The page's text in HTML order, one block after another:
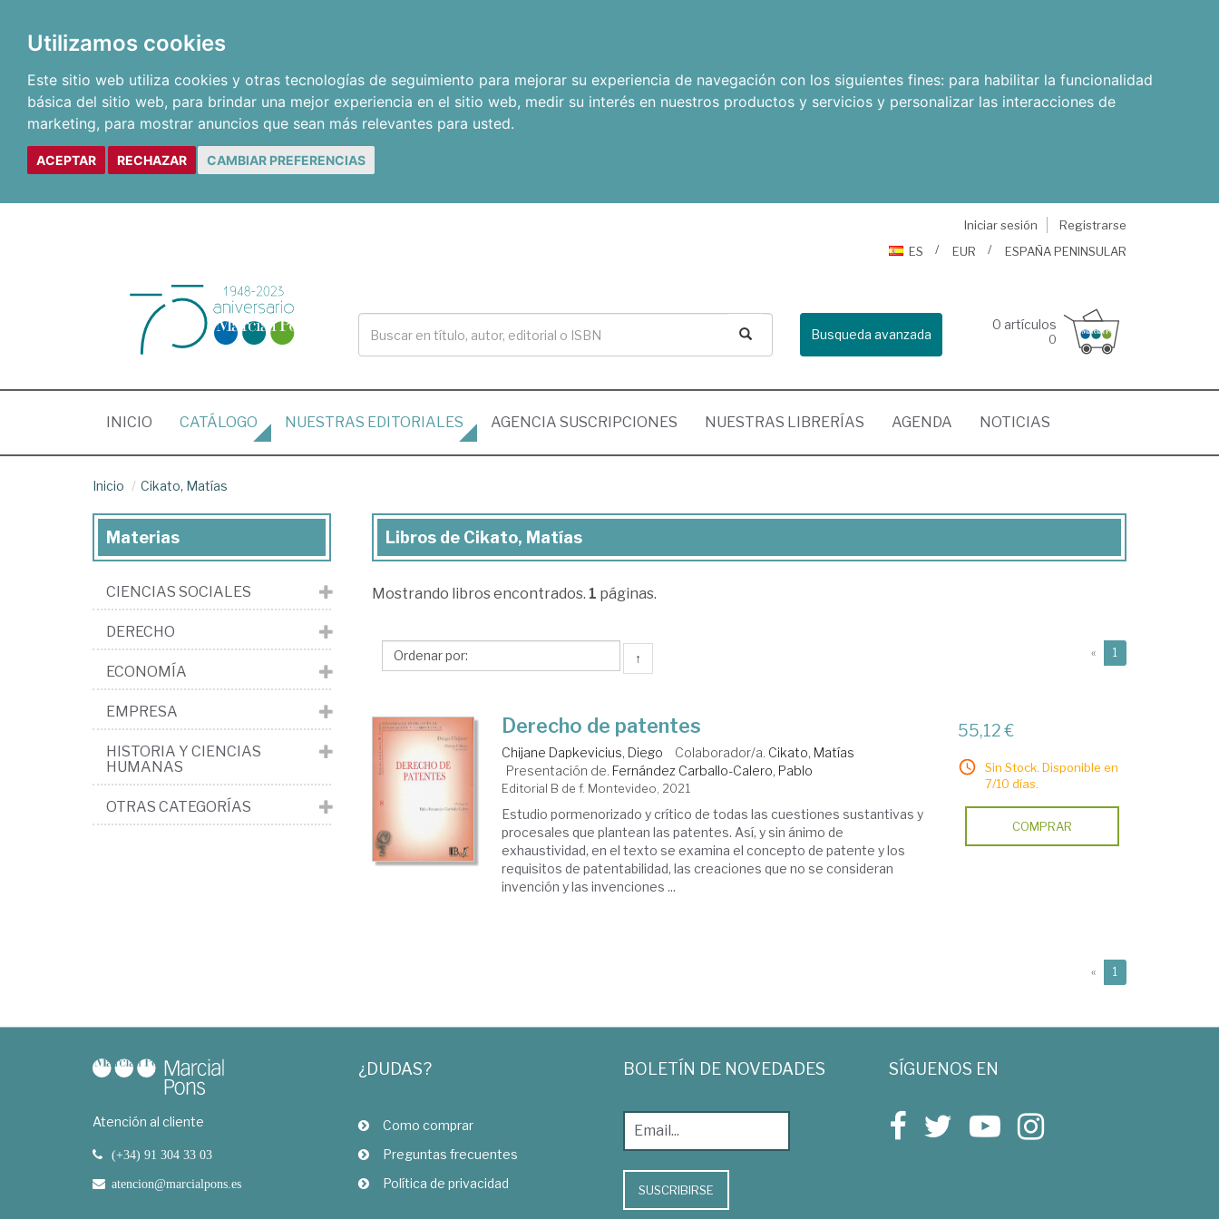
Utilizamos cookies
Este sitio web utiliza cookies y otras tecnologías de seguimiento para mejorar su experiencia de navegación con los siguientes fines: para habilitar la funcionalidad
básica del sitio web, para brindar una mejor experiencia en el sitio web, medir su interés en nuestros productos y servicios y personalizar las interacciones de
marketing, para mostrar anuncios que sean más relevantes para usted.
ACEPTAR RECHAZAR CAMBIAR PREFERENCIAS
Iniciar sesión
Registrarse
ES
EUR ESPAÑA PENINSULAR
Busqueda avanzada
0 artículos
0
INICIO (CURRENT)
CATÁLOGO NUESTRAS EDITORIALES AGENCIA SUSCRIPCIONES NUESTRAS LIBRERÍAS AGENDA NOTICIAS
Inicio Cikato, Matías
Libros
Cikato,
Libros de Cikato, Matías
Mostrando libros encontrados. 1 páginas.
↑ « 1
Derecho de patentes
Chijane Dapkevicius, Diego Colaborador/a. Cikato, Matías
Presentación de. Fernández Carballo-Calero, Pablo
Editorial B de f. Montevideo, 2021
Estudio pormenorizado y crítico de todas las cuestiones sustantivas y
procesales que plantean las patentes. Así, y sin ánimo de
exhaustividad, en el texto se examina el concepto de patente y los
requisitos de patentabilidad, las creaciones que no se consideran
invención y las invenciones ...
55,12 €
Sin Stock. Disponible en
7/10 días.
COMPRAR
« 1
Materias
CIENCIAS SOCIALES
DERECHO
ECONOMÍA
EMPRESA
HISTORIA Y CIENCIAS
HUMANAS
OTRAS CATEGORÍAS
Atención al cliente
(+34) 91 304 33 03
atencion@marcialpons.es
¿DUDAS?
Como comprar
Preguntas frecuentes
Política de privacidad
BOLETÍN DE NOVEDADES
SUSCRIBIRSE
SÍGUENOS EN